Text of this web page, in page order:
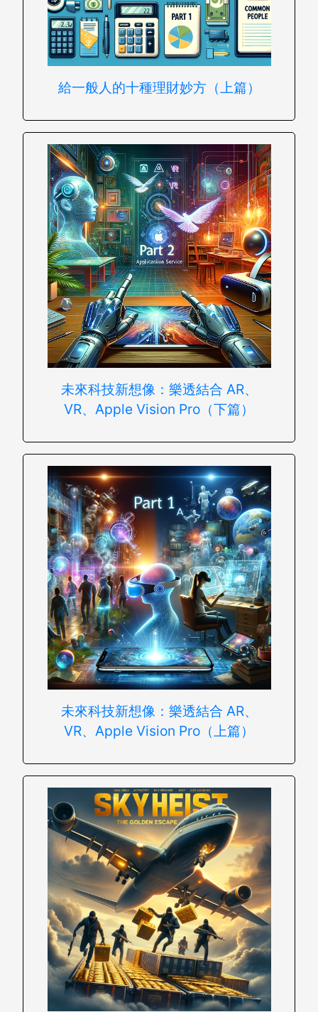
給一般人的十種理財妙方（上篇）
未來科技新想像：樂透結合 AR、
VR、Apple Vision Pro（下篇）
未來科技新想像：樂透結合 AR、
VR、Apple Vision Pro（上篇）